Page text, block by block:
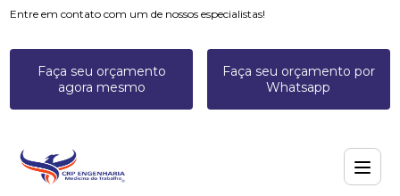
Entre em contato com um de nossos especialistas!
Faça seu orçamento
agora mesmo
Faça seu orçamento por
Whatsapp